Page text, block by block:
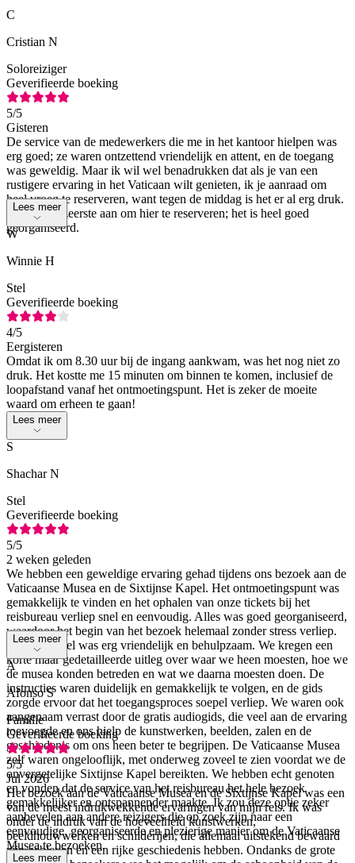
C
Cristian N
Soloreiziger
Geverifieerde boeking
5/5
Gisteren
De service van de medewerkers die me in het kantoor hielpen was
erg goed; ze waren ontzettend vriendelijk en attent, en de toegang
was geweldig. Maar ik wil wel benadrukken dat als je van een
rustigere ervaring in het Vaticaan wilt genieten, ik je aanraad om
heel vroeg te reserveren, want tegen de middag is het er al erg druk.
Ik raad ten zeerste aan om hier te reserveren; het is heel goed
georganiseerd.
Lees meer
W
Winnie H
Stel
Geverifieerde boeking
4/5
Eergisteren
Omdat ik om 8.30 uur bij de ingang aankwam, was het nog niet zo
druk. Het kostte me 15 minuten om binnen te komen, inclusief de
loopafstand vanaf het ontmoetingspunt. Het is zeker de moeite
waard om erheen te gaan!
Lees meer
S
Shachar N
Stel
Geverifieerde boeking
5/5
2 weken geleden
We hebben een geweldige ervaring gehad tijdens ons bezoek aan de
Vaticaanse Musea en de Sixtijnse Kapel. Het ontmoetingspunt was
gemakkelijk te vinden en het ophalen van onze tickets bij het
reisbureau verliep snel en eenvoudig. Alles was goed georganiseerd,
waardoor het begin van het bezoek helemaal zonder stress verliep.
Het personeel was erg vriendelijk en behulpzaam. We kregen een
korte maar gedetailleerde uitleg over waar we heen moesten, hoe we
de musea konden betreden en wat we daarna moesten doen. De
instructies waren duidelijk en gemakkelijk te volgen, en de gids
zorgde ervoor dat het toegangsproces soepel verliep. We waren ook
aangenaam verrast door de gratis audiogids, die veel aan de ervaring
toevoegde en ons hielp de kunstwerken, beelden, zalen en de
geschiedenis om ons heen beter te begrijpen. De Vaticaanse Musea
zelf waren ongelooflijk, met onderweg zoveel te zien voordat we de
onvergetelijke Sixtijnse Kapel bereikten. We hebben echt genoten
en vonden dat de service van het reisbureau het hele bezoek
gemakkelijker en ontspannender maakte. Ik zou deze optie zeker
aanbevelen aan andere reizigers die op zoek zijn naar een
eenvoudige, georganiseerde en plezierige manier om de Vaticaanse
Musea te bezoeken.
Lees meer
A
Afonso S
Familie
Geverifieerde boeking
5/5
Jul 2026
Het bezoek aan de Vaticaanse Musea en de Sixtijnse Kapel was een
van de meest indrukwekkende ervaringen van mijn reis. Ik was
onder de indruk van de hoeveelheid kunstwerken,
beeldhouwwerken en schilderijen, die allemaal uitstekend bewaard
zijn gebleven en een rijke geschiedenis hebben. Ondanks de grote
Lees meer